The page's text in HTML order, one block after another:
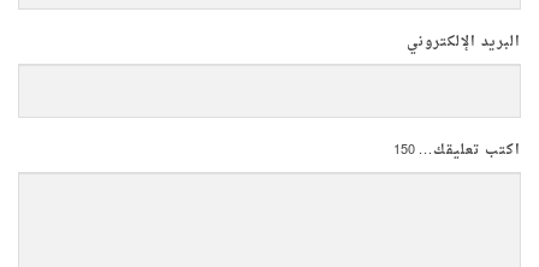
البريد الإلكتروني
اكتب تعليقك...150